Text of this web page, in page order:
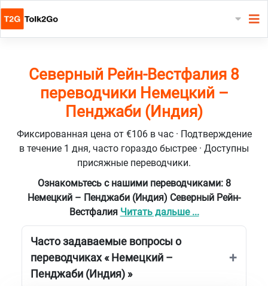
Северный Рейн-Вестфалия 8
переводчики Немецкий –
Пенджаби (Индия)
Фиксированная цена от €106 в час · Подтверждение
в течение 1 дня, часто гораздо быстрее · Доступны
присяжные переводчики.
Ознакомьтесь с нашими переводчиками: 8
Немецкий – Пенджаби (Индия) Северный Рейн-
Вестфалия Читать дальше ...
Часто задаваемые вопросы о
переводчиках « Немецкий –
Пенджаби (Индия) »